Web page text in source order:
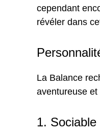
cependant
révéler dans
La Balance
aventureuse et
1. Sociable